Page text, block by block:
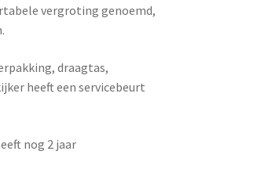
vergroting genoemd,
draagtas,
heeft een servicebeurt
nog 2 jaar